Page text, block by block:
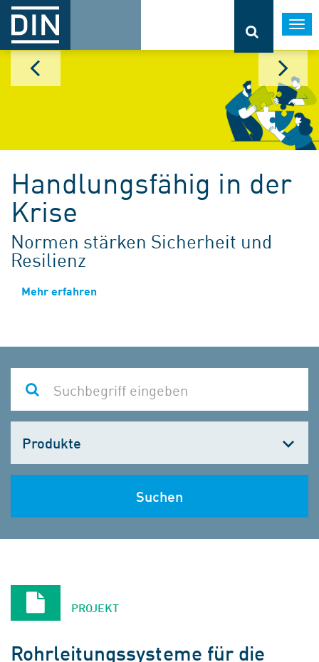
Handlungsfähig in der
Krise
Normen stärken Sicherheit und
Resilienz
Mehr erfahren
wählen
Suchen
PROJEKT
Rohrleitungssysteme für die